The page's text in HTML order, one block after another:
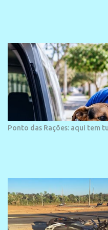
Ponto das Rações: aqui tem